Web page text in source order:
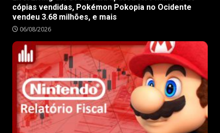
cópias vendidas, Pokémon Pokopia no Ocidente
vendeu 3.68 milhões, e mais
06/08/2026